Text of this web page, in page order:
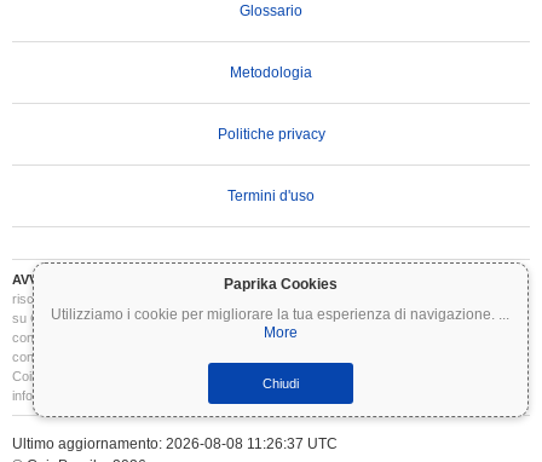
Paprika Cookies
Utilizziamo i cookie per migliorare la tua esperienza di navigazione. ...
More
Chiudi
Glossario
Metodologia
Politiche privacy
Termini d'uso
AVVERTENZA IMPORTANTE:
Le criptovalute sono altamente volatili e comportano
rischi significativi. Potresti perdere parte o tutto il tuo investimento. Tutte le informazioni
su Coinpaprika sono fornite esclusivamente a scopo informativo e non costituiscono
consulenza finanziaria o di investimento. Conduci sempre le tue ricerche (DYOR) e
consulta un consulente finanziario qualificato prima di prendere decisioni di investimento.
Coinpaprika non è responsabile per eventuali perdite derivanti dall'uso di queste
informazioni.
Ultimo aggiornamento: 2026-08-08 11:26:37 UTC